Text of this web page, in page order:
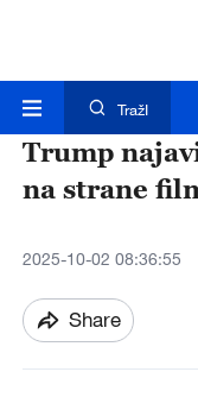
TražI
Trump
na strane
2025-10-02 08:36:55
Share